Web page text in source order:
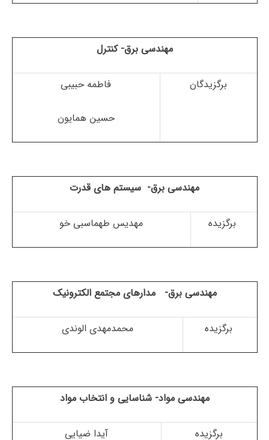
مهندسی برق- کنترل
برگزیدگان فاطمه حبیبی
حسین همایون
مهندسی برق- سیستم های قدرت
برگزیده مهدیس طهماسبی خو
مهندسی برق- مدارهای مجتمع الکترونیک
برگزیده محمدمهدی الوندی
مهندسی مواد- شناسایی و انتخاب مواد
برگزیده آیدا ضیایی